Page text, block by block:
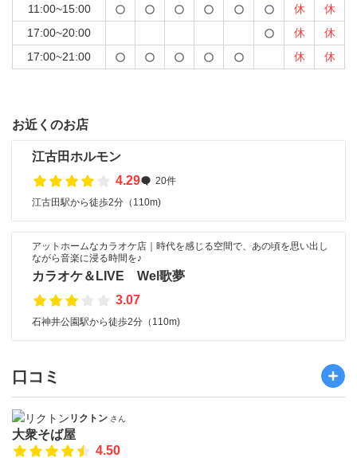
11:00~15:00
休
休
17:00~20:00
休
休
17:00~21:00
休 休
お近くのお店
江古田ホルモン
4.29
20件
江古田駅から徒歩2分（110m)
アットホームなカラオケ店｜時代を感じる空間で、あの頃を思い出し
ながら音楽に浸る時間を♪
カラオケ＆LIVE Wel歌夢
3.07
石神井公園駅から徒歩2分（110m)
口コミ
リクトン さん
大衆そば屋
4.50